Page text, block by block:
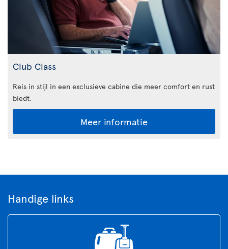
Club Class
Reis in stijl in een exclusieve cabine die meer comfort en rust
biedt.
Meer informatie
Handige links